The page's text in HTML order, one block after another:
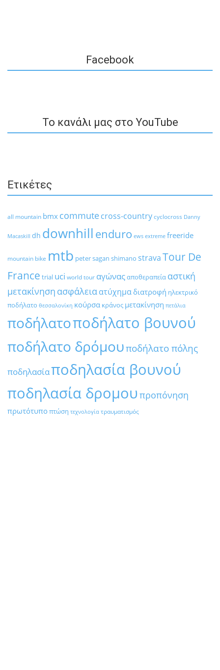
Facebook
To κανάλι μας στο YouTube
Ετικέτες
all mountain bmx commutecross-countrycyclocross Danny
Macaskill dh downhill enduro ews extreme freeride
mountain bike mtb peter sagan shimano stravaTour De
France trial uci world tour αγώναςαποθεραπεία αστική
μετακίνηση ασφάλειαατύχημα διατροφή ηλεκτρικό
ποδήλατο θεσσαλονίκη κούρσα κράνος μετακίνηση πετάλια
ποδήλατοποδήλατο βουνού
ποδήλατο δρόμουποδήλατο πόλης
ποδηλασίαποδηλασία βουνού
ποδηλασία δρομου προπόνηση
πρωτότυποπτώση τεχνολογία τραυματισμός